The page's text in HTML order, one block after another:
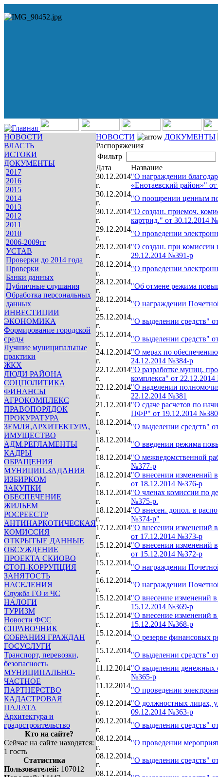
НОВОСТИ
ВЛАСТЬ
ИСТОКИ
ДОКУМЕНТЫ
2017
2016
2015
2014
2013
2012
2011
2010
2006-2009гг
УСТАВ
Проверки до 2014 года
Проверки
Банки данных
Публичные слушания
Обработка персональных
данных
ИНВЕСТИЦИИ
ЭКОНОМИКА
Формирование городской
среды
Лучшие муниципальные
практики
ЖКХ
ЛЮДИ РАЙОНА
СОЦПОЛИТИКА
ФИНАНСЫ
АГРОКОМПЛЕКС
ПРАВОПОРЯДОК
ПРОКУРАТУРА
ЗЕМЛЯ,АРХИТЕКТУРА,
ИМУЩЕСТВО
АДМ.РЕГЛАМЕНТЫ
КАДРЫ
ОБРАЩЕНИЯ
МУНИЦИП.ЗАДАНИЯ
ИЗБИРКОМ
ЗАКУПКИ
ОБЕСПЕЧЕНИЕ
ЖИЛЬЕМ
РОСРЕЕСТР
АНТИНАРКОТИЧЕСКАЯ
КОМИССИЯ
ОТКРЫТЫЕ ДАННЫЕ
ОБСУЖДЕНИЕ
ПРОЕКТА СКИОВО
СТОП-КОРРУПЦИЯ
ЗАНЯТОСТЬ
НАСЕЛЕНИЯ
Служба ГО и ЧС
НАЛОГИ
ТУРИЗМ
Новости ФСС
СПРАВОЧНИК
СОБРАНИЯ ГРАЖДАН
ГОСУСЛУГИ
Транспорт, перевозки,
безопасность
МУНИЦИПАЛЬНО-
ЧАСТНОЕ
ПАРТНЕРСТВО
КАДАСТРОВАЯ
ПАЛАТА
Архитектура и
градостроительство
Кто на сайте?
Сейчас на сайте находятся:
1 гость
Статистика
Пользователей: 107012
НОВОСТИ
ДОКУМЕНТЫ
Распоряжения
Фильтр
Дата
Название
30.12.2014
г.
"О награждении
«Енотаевский район»"
30.12.2014
г.
"О поощрении ценным
30.12.2014
г.
"О создан. приемоч.
картрид." от 30.12.2014
29.12.2014
г.
"О проведении
29.12.2014
г.
"О создан. при комиссии
29.12.2014 №391-р
28.12.2014
г.
"О проведении
28.12.2014
г.
"Об отмене режима
28.12.2014
г.
"О награждении
25.12.2014
г.
"О выделении средств"
25.12.2014
г.
"О выделении средств"
24.12.2014
г.
"О мерах по
24.12.2014 №384-р
22.12.2014
г.
"О разработке муниц.
комплекса" от
22.12.2014
г.
"О наделении
22.12.2014 №381
21.12.2014
г.
"О сдаче расчетов по
ПФР" от 19.12.2014
18.12.2014
г.
"О выделении средств"
18.12.2014
г.
"О введении режима
18.12.2014
г.
"О межведомственной
№377-р
18.12.2014
г.
"О внесении изменений
от 18.12.2014 №376-р
18.12.2014
г.
"О членах комиссии по
№375-р.
18.12.2014
г.
"О внесен. допол. в
№374-р"
17.12.2014
г.
"О внесении изменений
от 17.12.2014 №373-р
15.12.2014
г.
"О внесении изменений
от 15.12.2014 №372-р
15.12.2014
г.
"О награждении
16.12.2014
г.
"О награждении
15.12.2014
г.
"О внесение изменений
15.12.2014 №369-р
15.12.2014
г.
"О внесение изменений
15.12.2014 №368-р
15.12.2014
г.
"О резерве финансовых
15.12.2014
г.
"О выделении средств"
11.12.2014
г.
"О выделении денежных
№365-р
11.12.2014
г.
"О проведении
09.12.2014
г.
"О должностных лицах,
09.12.2014 №363-р
09.12.2014
г.
"О выделении средств"
08.12.2014
г.
"О проведении
08.12.2014
г.
"О выделении средств"
08.12.2014